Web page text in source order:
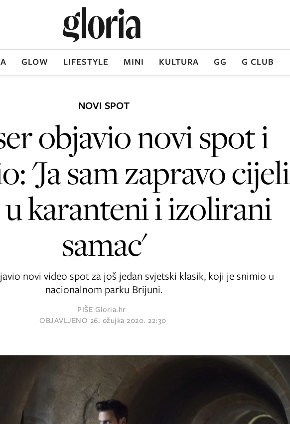
GLOW LIFESTYLE MINI KULTURA GG G CLUB
NOVI SPOT
objavio novi spot i
'Ja sam zapravo cijeli
karanteni i izolirani
samac'
novi video spot za još jedan svjetski klasik, koji je snimio u
nacionalnom parku Brijuni.
PIŠE Gloria.hr
OBJAVLJENO 26. ožujka 2020. 22:30